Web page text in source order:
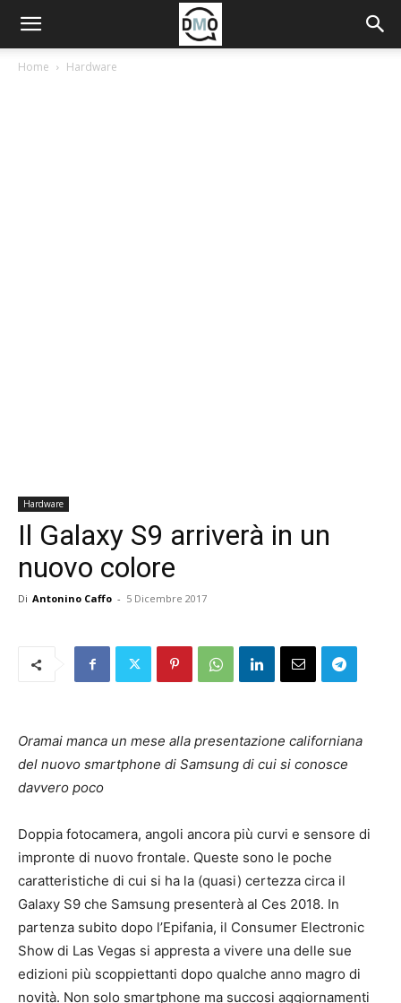
Home Hardware
Hardware
Il Galaxy S9 arriverà in un
nuovo colore
Di Antonino Caffo - 5 Dicembre 2017
Oramai manca un mese alla presentazione californiana
del nuovo smartphone di Samsung di cui si conosce
davvero poco
Doppia fotocamera, angoli ancora più curvi e sensore di
impronte di nuovo frontale. Queste sono le poche
caratteristiche di cui si ha la (quasi) certezza circa il
Galaxy S9 che Samsung presenterà al Ces 2018. In
partenza subito dopo l’Epifania, il Consumer Electronic
Show di Las Vegas si appresta a vivere una delle sue
edizioni più scoppiettanti dopo qualche anno magro di
novità. Non solo smartphone ma succosi aggiornamenti